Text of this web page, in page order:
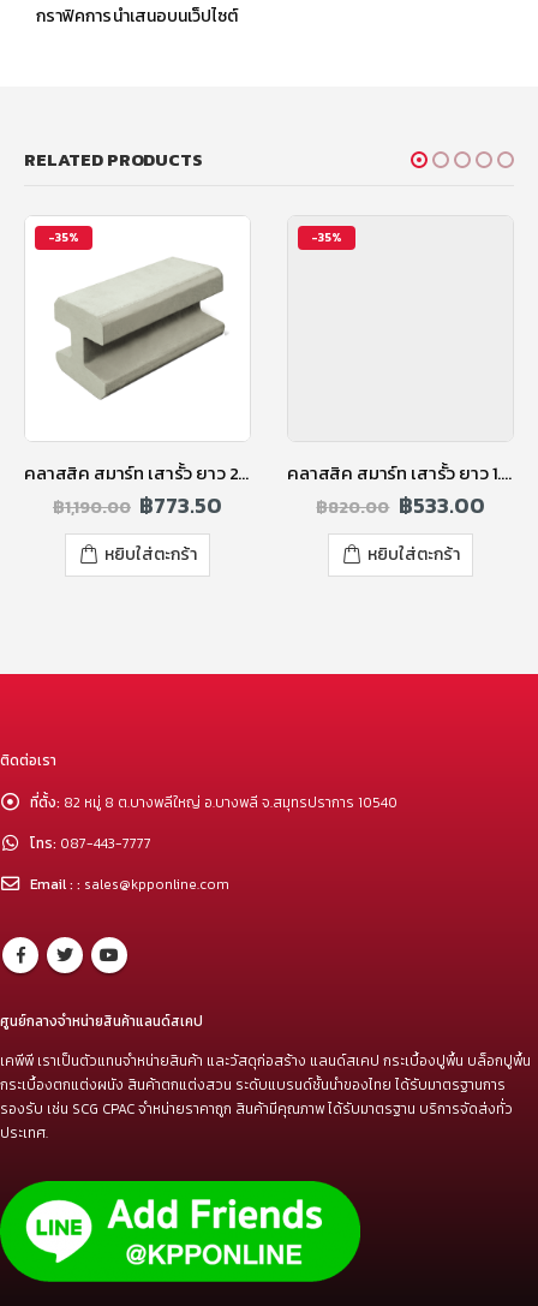
กราฟิคการนำเสนอบนเว็ปไซต์
RELATED PRODUCTS
-35%
คลาสสิค สมาร์ท เสารั้ว ยาว 2.45 ม. สูง 2.25 ม. (RC.S)
฿1,190.00 ฿773.50
หยิบใส่ตะกร้า
-35%
คลาสสิค สมาร์ท เสารั้ว ยาว 1.95 ม. สูง 1.75 ม.
฿820.00 ฿533.00
หยิบใส่ตะกร้า
ติดต่อเรา
ที่ตั้ง: 82 หมู่ 8 ต.บางพลีใหญ่ อ.บางพลี จ.สมุทรปราการ 10540
โทร: 087-443-7777
Email : : sales@kpponline.com
ศูนย์กลางจำหน่ายสินค้าแลนด์สเคป
เคพีพี เราเป็นตัวแทนจำหน่ายสินค้า และวัสดุก่อสร้าง แลนด์สเคป กระเบื้องปูพื้น บล็อกปูพื้น
กระเบื้องตกแต่งผนัง สินค้าตกแต่งสวน ระดับแบรนด์ชั้นนำของไทย ได้รับมาตรฐานการ
รองรับ เช่น SCG CPAC จำหน่ายราคาถูก สินค้ามีคุณภาพ ได้รับมาตรฐาน บริการจัดส่งทั่ว
ประเทศ.